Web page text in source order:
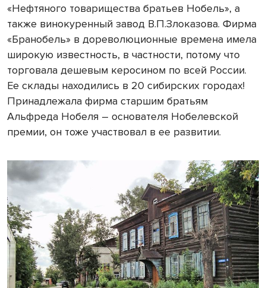
«Нефтяного товарищества братьев Нобель», а
также винокуренный завод В.П.Злоказова. Фирма
«Бранобель» в дореволюционные времена имела
широкую известность, в частности, потому что
торговала дешевым керосином по всей России.
Ее склады находились в 20 сибирских городах!
Принадлежала фирма старшим братьям
Альфреда Нобеля – основателя Нобелевской
премии, он тоже участвовал в ее развитии.